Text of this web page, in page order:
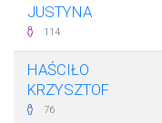
JUSTYNA
114
HAŚCIŁO
KRZYSZTOF
76